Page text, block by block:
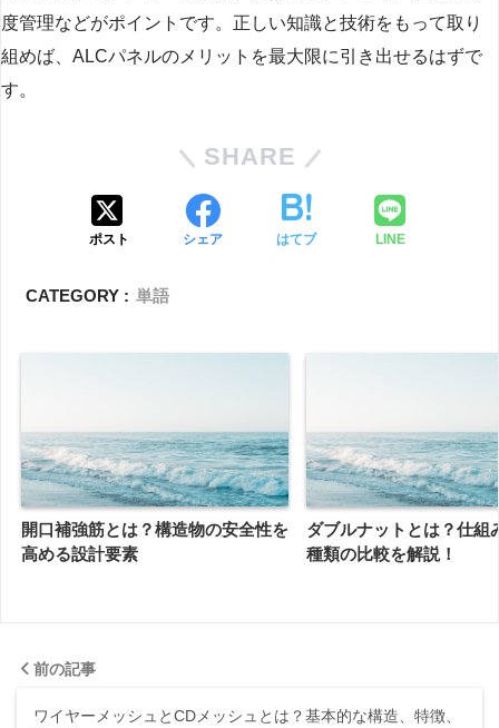
度管理などがポイントです。正しい知識と技術をもって取り
組めば、ALCパネルのメリットを最大限に引き出せるはずで
す。
SHARE
ポスト シェア はてブ LINE
CATEGORY : 単語
開口補強筋とは？構造物の安全性を
高める設計要素
ダブルナットとは？仕組
種類の比較を解説！
前の記事
ワイヤーメッシュとCDメッシュとは？基本的な構造、特徴、